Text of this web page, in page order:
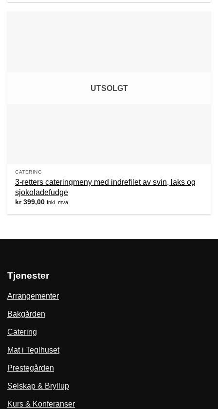
UTSOLGT
CATERING
3-retters cateringmeny med indrefilet av svin, laks og
sjokoladefudge
kr399,00 Inkl. mva
Tjenester
Arrangementer
Bakgården
Catering
Mat i Teglhuset
Prestegården
Selskap & Bryllup
Kurs & Konferanser